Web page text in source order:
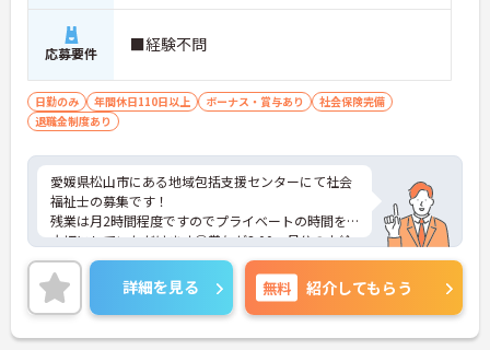
応募要件 ■経験不問
日勤のみ 年間休日110日以上 ボーナス・賞与あり
社会保険完備
退職金制度あり
愛媛県松山市にある地域包括支援センターにて社会
福祉士の募集です！
残業は月2時間程度ですのでプライベートの時間を
大切にしていただけます◎賞与が3.00ヶ月分の支給
実績がございますので、高いモチベーションを保っ
てご就業頂けます♪
ご興味のある方には、面接対策ポイントなど、さら
に詳細をお話しいたしますのでお気軽にご相談くだ
さい！
詳細を見る 無料 紹介してもらう